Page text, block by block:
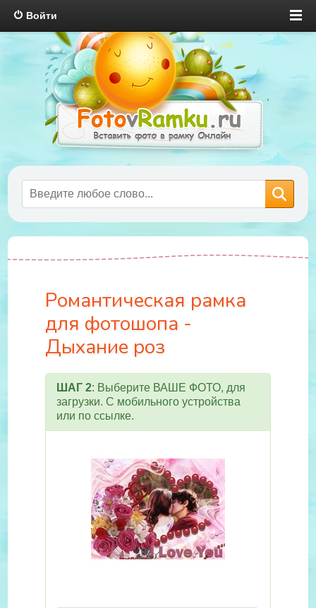
Войти
Романтическая рамка
для фотошопа -
Дыхание роз
ШАГ 2: Выберите ВАШЕ ФОТО, для
загрузки. С мобильного устройства
или по ссылке.